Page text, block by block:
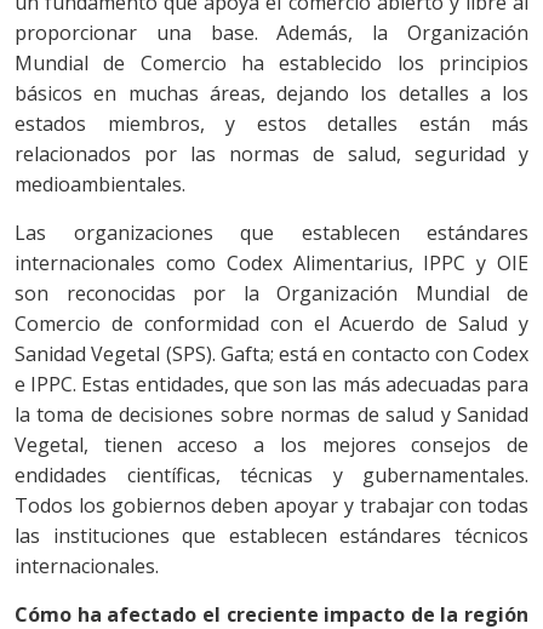
proporcionar una base. Además, la Organización
Mundial de Comercio ha establecido los principios
básicos en muchas áreas, dejando los detalles a los
estados miembros, y estos detalles están más
relacionados por las normas de salud, seguridad y
medioambientales.
Las organizaciones que establecen estándares
internacionales como Codex Alimentarius, IPPC y OIE
son reconocidas por la Organización Mundial de
Comercio de conformidad con el Acuerdo de Salud y
Sanidad Vegetal (SPS). Gafta; está en contacto con Codex
e IPPC. Estas entidades, que son las más adecuadas para
la toma de decisiones sobre normas de salud y Sanidad
Vegetal, tienen acceso a los mejores consejos de
endidades científicas, técnicas y gubernamentales.
Todos los gobiernos deben apoyar y trabajar con todas
las instituciones que establecen estándares técnicos
internacionales.
Cómo ha afectado el creciente impacto de la región